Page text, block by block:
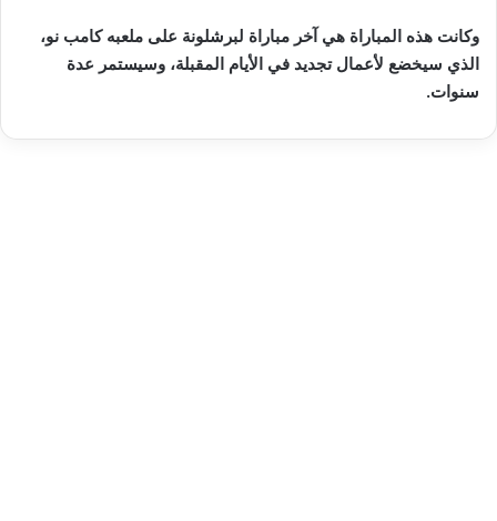
وكانت هذه المباراة هي آخر مباراة لبرشلونة على ملعبه كامب نو،
الذي سيخضع لأعمال تجديد في الأيام المقبلة، وسيستمر عدة
سنوات.